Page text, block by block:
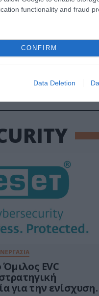
functionality and fraud
CONFIRM
Data Deletion
πιο σημαντική.
σε ασφαλή
λύσεις
Όμιλος EVC
για την ενίσχυση